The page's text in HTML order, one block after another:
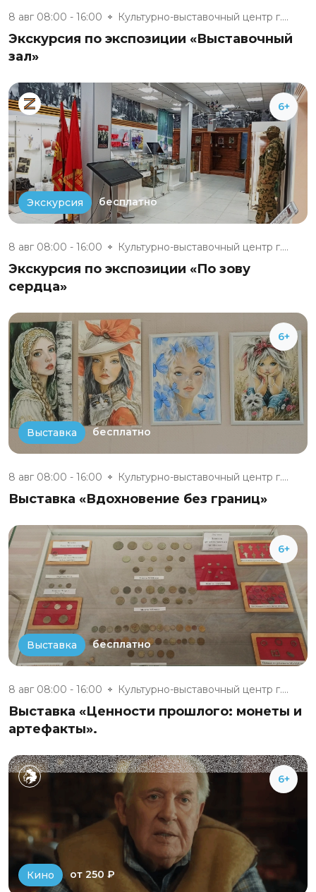
8 авг 08:00 - 16:00 Культурно-выставочный центр г....
Экскурсия по экспозиции «Выставочный
зал»
6+
Экскурсия бесплатно
8 авг 08:00 - 16:00 Культурно-выставочный центр г....
Экскурсия по экспозиции «По зову
сердца»
6+
Выставка бесплатно
8 авг 08:00 - 16:00 Культурно-выставочный центр г....
Выставка «Вдохновение без границ»
6+
Выставка бесплатно
8 авг 08:00 - 16:00 Культурно-выставочный центр г....
Выставка «Ценности прошлого: монеты и
артефакты».
6+
Кино от 250 ₽